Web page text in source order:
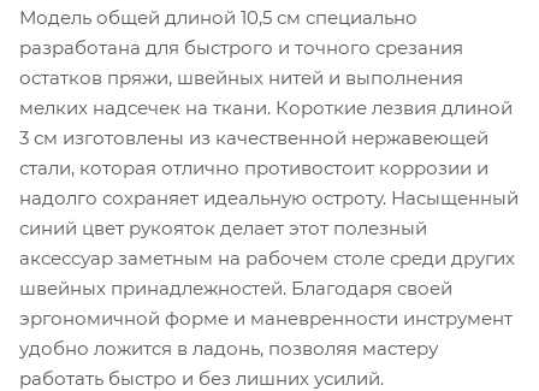
Модель общей длиной 10,5 см специально
разработана для быстрого и точного срезания
остатков пряжи, швейных нитей и выполнения
мелких надсечек на ткани. Короткие лезвия длиной
3 см изготовлены из качественной нержавеющей
стали, которая отлично противостоит коррозии и
надолго сохраняет идеальную остроту. Насыщенный
синий цвет рукояток делает этот полезный
аксессуар заметным на рабочем столе среди других
швейных принадлежностей. Благодаря своей
эргономичной форме и маневренности инструмент
удобно ложится в ладонь, позволяя мастеру
работать быстро и без лишних усилий.